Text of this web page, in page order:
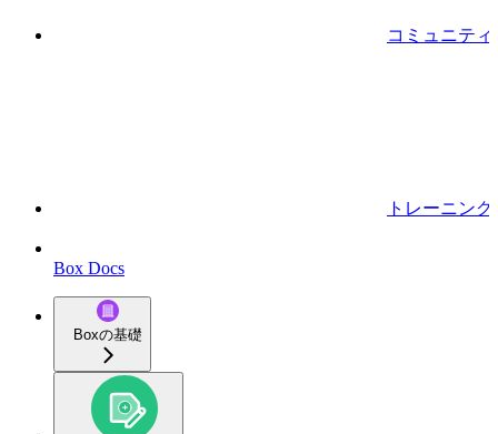
コミュニティ
トレーニング
Box Docs
Boxの基礎